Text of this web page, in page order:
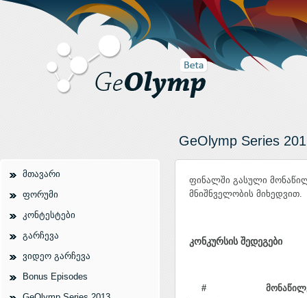
მთავარი
ფორუმი
კონტესტები
გარჩევა
ვიდეო გარჩევა
Bonus Episodes
GeOlymp Series
ფინალში გასული
მნიშნველობის მიხედვით.
კონკურსის შედეგები
#